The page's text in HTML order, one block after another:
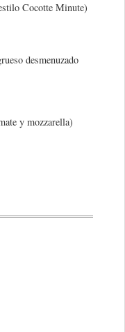
Cocotte Minute)
desmenuzado
y mozzarella)